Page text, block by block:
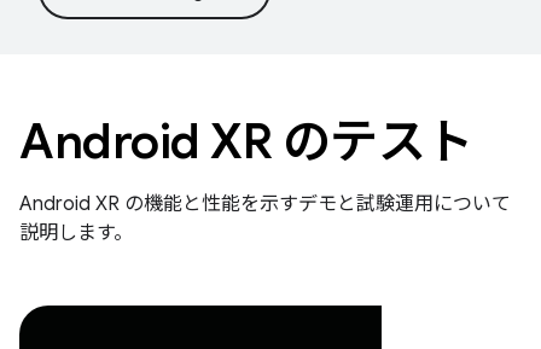
Android XR のテスト
Android XR の機能と性能を示すデモと試験運用について
説明します。